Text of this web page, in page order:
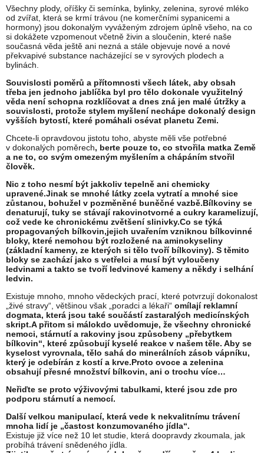
Všechny plody, oříšky či semínka, bylinky, zelenina, syrové mléko
od zvířat, která se krmí trávou (ne komerčními sypanicemi a
hormony) jsou dokonalým vyváženým zdrojem úplně všeho, na co
si dokážete vzpomenout včetně živin a sloučenin, které naše
současná věda ještě ani nezná a stále objevuje nové a nové
překvapivé substance nacházející se v syrových plodech a
bylinách.
Souvislosti poměrů a přítomnosti všech látek, aby obsah
třeba jen jednoho jablíčka byl pro tělo dokonale využitelný
věda není schopna rozklíčovat a dnes zná jen malé útržky a
souvislosti, protože stylem myšlení nechápe dokonalý design
vyšších bytostí, které pomáhali osévat planetu Zemi.
Chcete-li opravdovou jistotu toho, abyste měli vše potřebné
v dokonalých poměrech, berte pouze to, co stvořila matka Země
a ne to, co svým omezeným myšlením a chápáním stvořil
člověk.
Nic z toho nesmí být jakkoliv tepelně ani chemicky
upravené.Jinak se mnohé látky zcela vytratí a mnohé sice
zůstanou, bohužel v pozměněné buněčné vazbě.Bílkoviny se
denaturují, tuky se stávají rakovinotvorné a cukry karamelizují,
což vede ke chronickému zvětšení slinivky.Co se týká
propagovaných bílkovin,jejich uvařením vzniknou bílkovinné
bloky, které nemohou být rozložené na aminokyseliny
(základní kameny, ze kterých si tělo tvoří bílkoviny). S těmito
bloky se zachází jako s vetřelci a musí být vyloučeny
ledvinami a takto se tvoří ledvinové kameny a někdy i selhání
ledvin.
Existuje mnoho, mnoho vědeckých prací, které potvrzují dokonalost
„živé stravy“, většinou však „poradci a lékaři“ omílají reklamní
dogmata, která jsou také součástí zastaralých medicínských
skript.A přitom si málokdo uvědomuje, že všechny chronické
nemoci, stárnutí a rakoviny jsou způsobeny „přebytkem
bílkovin“, které způsobují kyselé reakce v našem těle. Aby se
kyselost vyrovnala, tělo sahá do minerálních zásob vápníku,
který je odebírán z kostí a krve.Proto ovoce a zelenina
obsahují přesné množství bílkovin, ani o trochu více…
Neřiďte se proto výživovými tabulkami, které jsou zde pro
podporu stárnutí a nemocí.
Další velkou manipulací, která vede k nekvalitnímu trávení
mnoha lidí je „častost konzumovaného jídla“.
Existuje již více než 10 let studie, která doopravdy zkoumala, jak
probíhá trávení snědeného jídla.